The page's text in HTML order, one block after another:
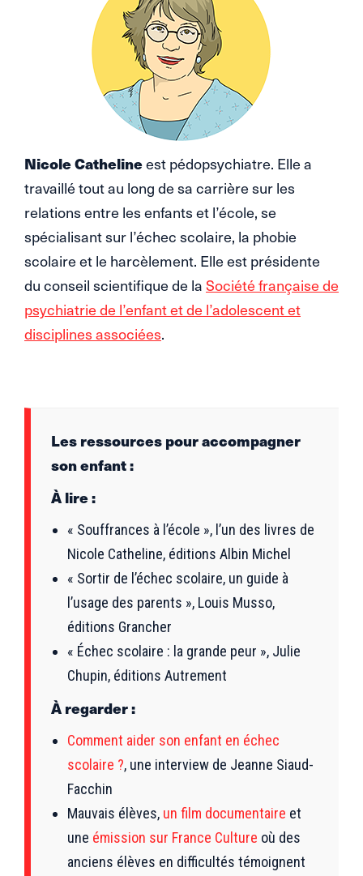
Nicole Cathelineest pédopsychiatre. Elle a
travaillé tout au long de sa carrière sur les
relations entre les enfants et l’école, se
spécialisant sur l’échec scolaire, la phobie
scolaire et le harcèlement. Elle est présidente
du conseil scientifique de la Société française de
psychiatrie de l’enfant et de l’adolescent et
disciplines associées.
Les ressources pour accompagner
son enfant :
À lire :
« Souffrances à l’école », l’un des livres de
Nicole Catheline, éditions Albin Michel
« Sortir de l’échec scolaire, un guide à
l’usage des parents », Louis Musso,
éditions Grancher
« Échec scolaire : la grande peur », Julie
Chupin, éditions Autrement
À regarder :
Comment aider son enfant en échec
scolaire ?, une interview de Jeanne Siaud-
Facchin
Mauvais élèves, un film documentaire et
une émission sur France Culture où des
anciens élèves en difficultés témoignent